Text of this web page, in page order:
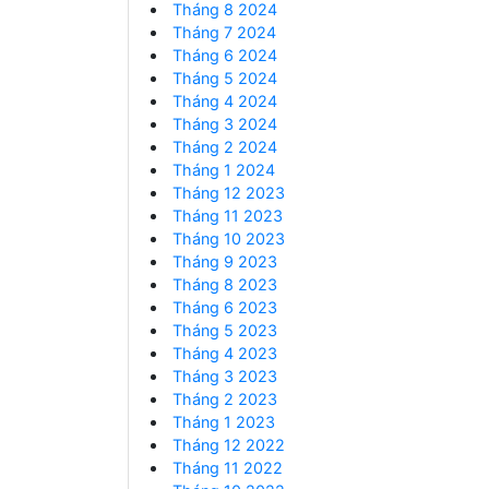
Tháng 8 2024
Tháng 7 2024
Tháng 6 2024
Tháng 5 2024
Tháng 4 2024
Tháng 3 2024
Tháng 2 2024
Tháng 1 2024
Tháng 12 2023
Tháng 11 2023
Tháng 10 2023
Tháng 9 2023
Tháng 8 2023
Tháng 6 2023
Tháng 5 2023
Tháng 4 2023
Tháng 3 2023
Tháng 2 2023
Tháng 1 2023
Tháng 12 2022
Tháng 11 2022